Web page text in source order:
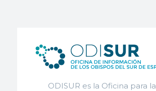
ODISUR es la Oficina para la